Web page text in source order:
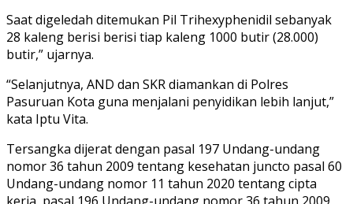
Saat digeledah ditemukan Pil Trihexyphenidil sebanyak
28 kaleng berisi berisi tiap kaleng 1000 butir (28.000)
butir,” ujarnya.
“Selanjutnya, AND dan SKR diamankan di Polres
Pasuruan Kota guna menjalani penyidikan lebih lanjut,”
kata Iptu Vita.
Tersangka dijerat dengan pasal 197 Undang-undang
nomor 36 tahun 2009 tentang kesehatan juncto pasal 60
Undang-undang nomor 11 tahun 2020 tentang cipta